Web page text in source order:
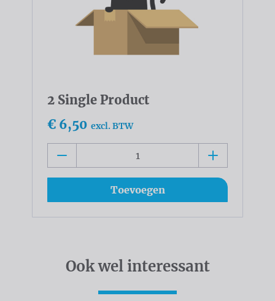
2 Single Product
€ 6,50 excl. BTW
Toevoegen
Ook wel interessant